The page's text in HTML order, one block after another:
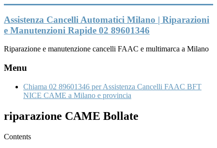
al
contenuto
Assistenza Cancelli Automatici Milano | Riparazioni
e Manutenzioni Rapide 02 89601346
Riparazione e manutenzione cancelli FAAC e multimarca a Milano
Menu
Chiama 02 89601346 per Assistenza Cancelli FAAC BFT
NICE CAME a Milano e provincia
riparazione CAME Bollate
Contents